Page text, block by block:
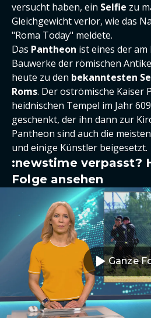
versucht haben, ein Selfie zu
Gleichgewicht verlor, wie das
"Roma Today" meldete.
Das Pantheon ist eines der
Bauwerke der römischen
heute zu den bekanntesten
Roms. Der oströmische Kaiser
heidnischen Tempel im Jahr
geschenkt, der ihn dann zur
Pantheon sind auch die
und einige Künstler beigesetzt.
:newstime verpasst?
Folge ansehen
Ganze